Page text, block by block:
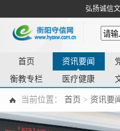
弘扬诚信
首页 资讯要闻
衡教专栏 医疗健康
当前位置： 首页 > 资讯要